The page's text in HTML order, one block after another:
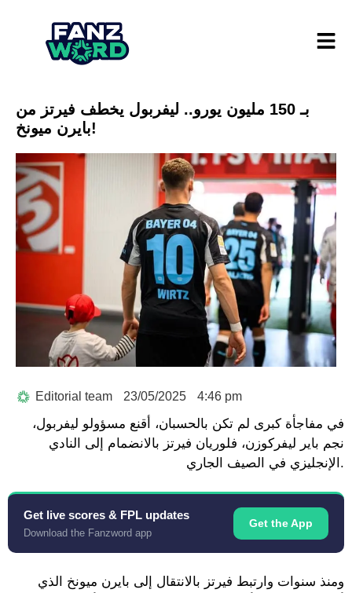
بـ 150 مليون يورو.. ليفربول يخطف فيرتز من
بايرن ميونخ!
Editorial team 23/05/2025 4:46 pm
في مفاجأة كبرى لم تكن بالحسبان، أقنع مسؤولو ليفربول،
نجم باير ليفركوزن، فلوريان فيرتز بالانضمام إلى النادي
الإنجليزي في الصيف الجاري.
Get live scores & FPL updates
Download the Fanzword app
Get the App
ومنذ سنوات وارتبط فيرتز بالانتقال إلى بايرن ميونخ الذي